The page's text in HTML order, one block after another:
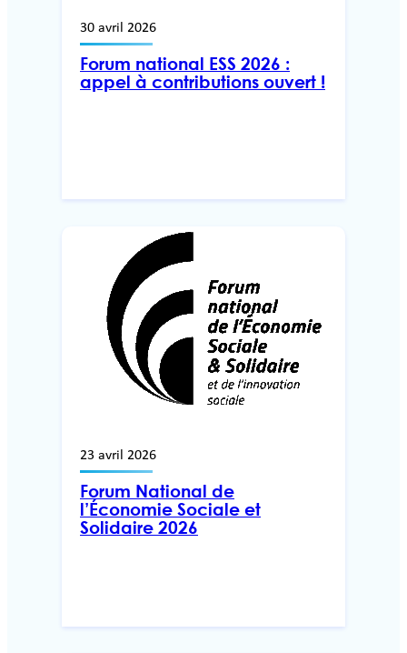
30 avril 2026
Forum national ESS 2026 :
appel à contributions ouvert !
23 avril 2026
Forum National de
l’Économie Sociale et
Solidaire 2026